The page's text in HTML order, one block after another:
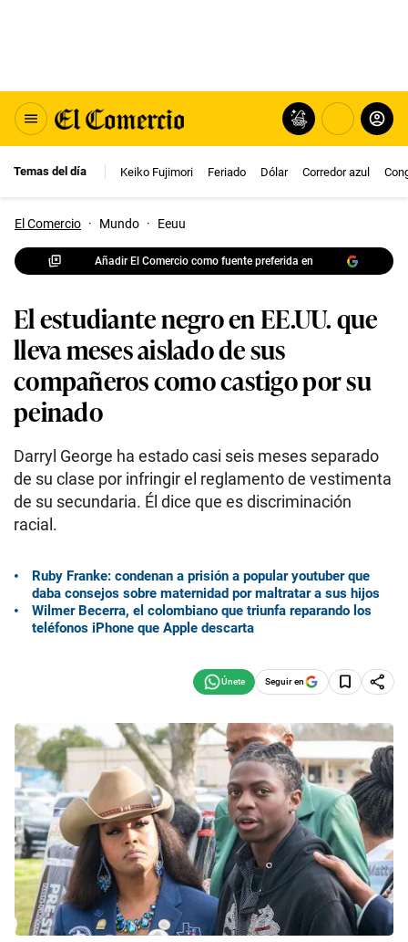
Temas del día Keiko Fujimori Feriado Dólar Corredor azul
El Comercio · Mundo · Eeuu
Añadir El Comercio como fuente preferida en
El estudiante negro en EE.UU. que
lleva meses aislado de sus
compañeros como castigo por su
peinado
Darryl George ha estado casi seis meses separado
de su clase por infringir el reglamento de vestimenta
de su secundaria. Él dice que es discriminación
racial.
Ruby Franke: condenan a prisión a popular youtuber que
daba consejos sobre maternidad por maltratar a sus hijos
Wilmer Becerra, el colombiano que triunfa reparando los
teléfonos iPhone que Apple descarta
Seguir en